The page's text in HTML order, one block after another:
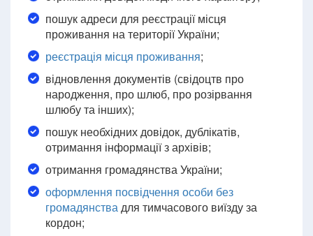
пошук адреси для реєстрації місця
проживання на території України;
реєстрація місця проживання;
відновлення документів (свідоцтв про
народження, про шлюб, про розірвання
шлюбу та інших);
пошук необхідних довідок, дублікатів,
отримання інформації з архівів;
отримання громадянства України;
оформлення посвідчення особи без
громадянствадля тимчасового виїзду за
кордон;